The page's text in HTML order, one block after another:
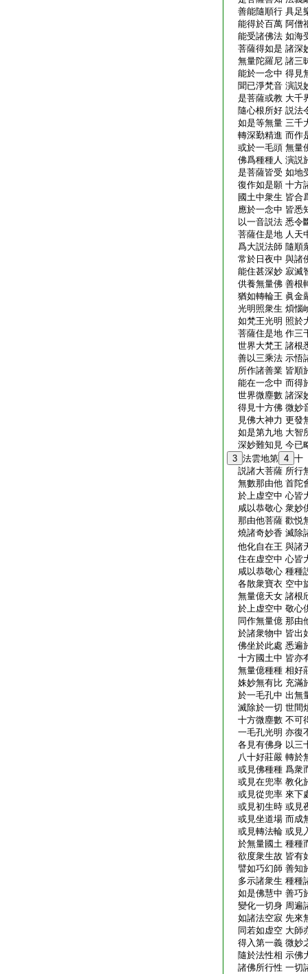
善能隨順行 具足
能得於百萬 阿僧
能受諸佛法 如海
菩薩得如是 諸深
無量陀羅尼 諸三
能於一念中 得見
聞已淨梵音 演説
是菩薩或教 大千
隨心根所好 説法
如是等無量 三千
轉深勤精進 而作
或於一毛頭 無量
佛爲種種人 演説
是菩薩皆受 如地
復作如是願 十方
國土中衆生 皆合
應於一念中 皆悉
以一音説法 悉令
菩薩住是地 人天
爲大説法師 隨順
常於日夜中 與諸
能住甚深妙 寂滅
供養無量佛 善根
猶如轉輪王 眞金
光明照衆生 煩惱
如梵王光明 照於
菩薩住是地 作三
世界大梵王 諸根
善以三乘法 示悟
所作諸善業 皆順
能在一念中 而得
世界微塵數 諸深
得見十方佛 微妙
見佛大神力 更發
如是第九地 大智
深妙難知見 今已
3 法雲地第 4 十
説諸大菩薩 所行
無數那由他 首陀
於上虚空中 心皆
咸以恭敬心 衆妙
那由他菩薩 歡悦
燒諸奇妙香 滅除
他化自在王 與諸
住在虚空中 心皆
咸以恭敬心 種種
各散衆寶衣 空中
無量億天女 諸根
於上虚空中 敬心
同作無量億 那由
於諸衆物中 皆出
佛坐於此處 悉遍
十方國土中 皆亦
無量億種種 相好
姝妙無有比 充滿
於一毛孔中 出無
滅除於一切 世間
十方微塵數 不可
一毛孔光明 亦復
各見有佛身 以三
八十好莊嚴 轉於
或見佛種種 爲衆
或見在兜率 教化
或見從兜率 來下
或見初生時 或見
或見坐道場 而成
或見轉法輪 或見
於無量國土 種種
欲度衆生故 皆有
譬如巧幻師 善知
多示諸衆生 種種
如是佛慧中 善巧
變化一切身 周遍
如諸法空寂 先來
同若如虚空 大師
得入第一義 微妙
隨於法性相 示佛
諸佛所行性 一切